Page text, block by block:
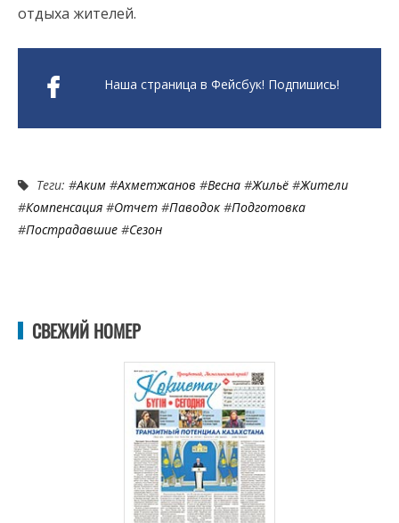
отдыха жителей.
Наша страница в Фейсбук! Подпишись!
Теги: #Аким #Ахметжанов #Весна #Жильё #Жители
#Компенсация #Отчет #Паводок #Подготовка
#Пострадавшие #Сезон
СВЕЖИЙ НОМЕР